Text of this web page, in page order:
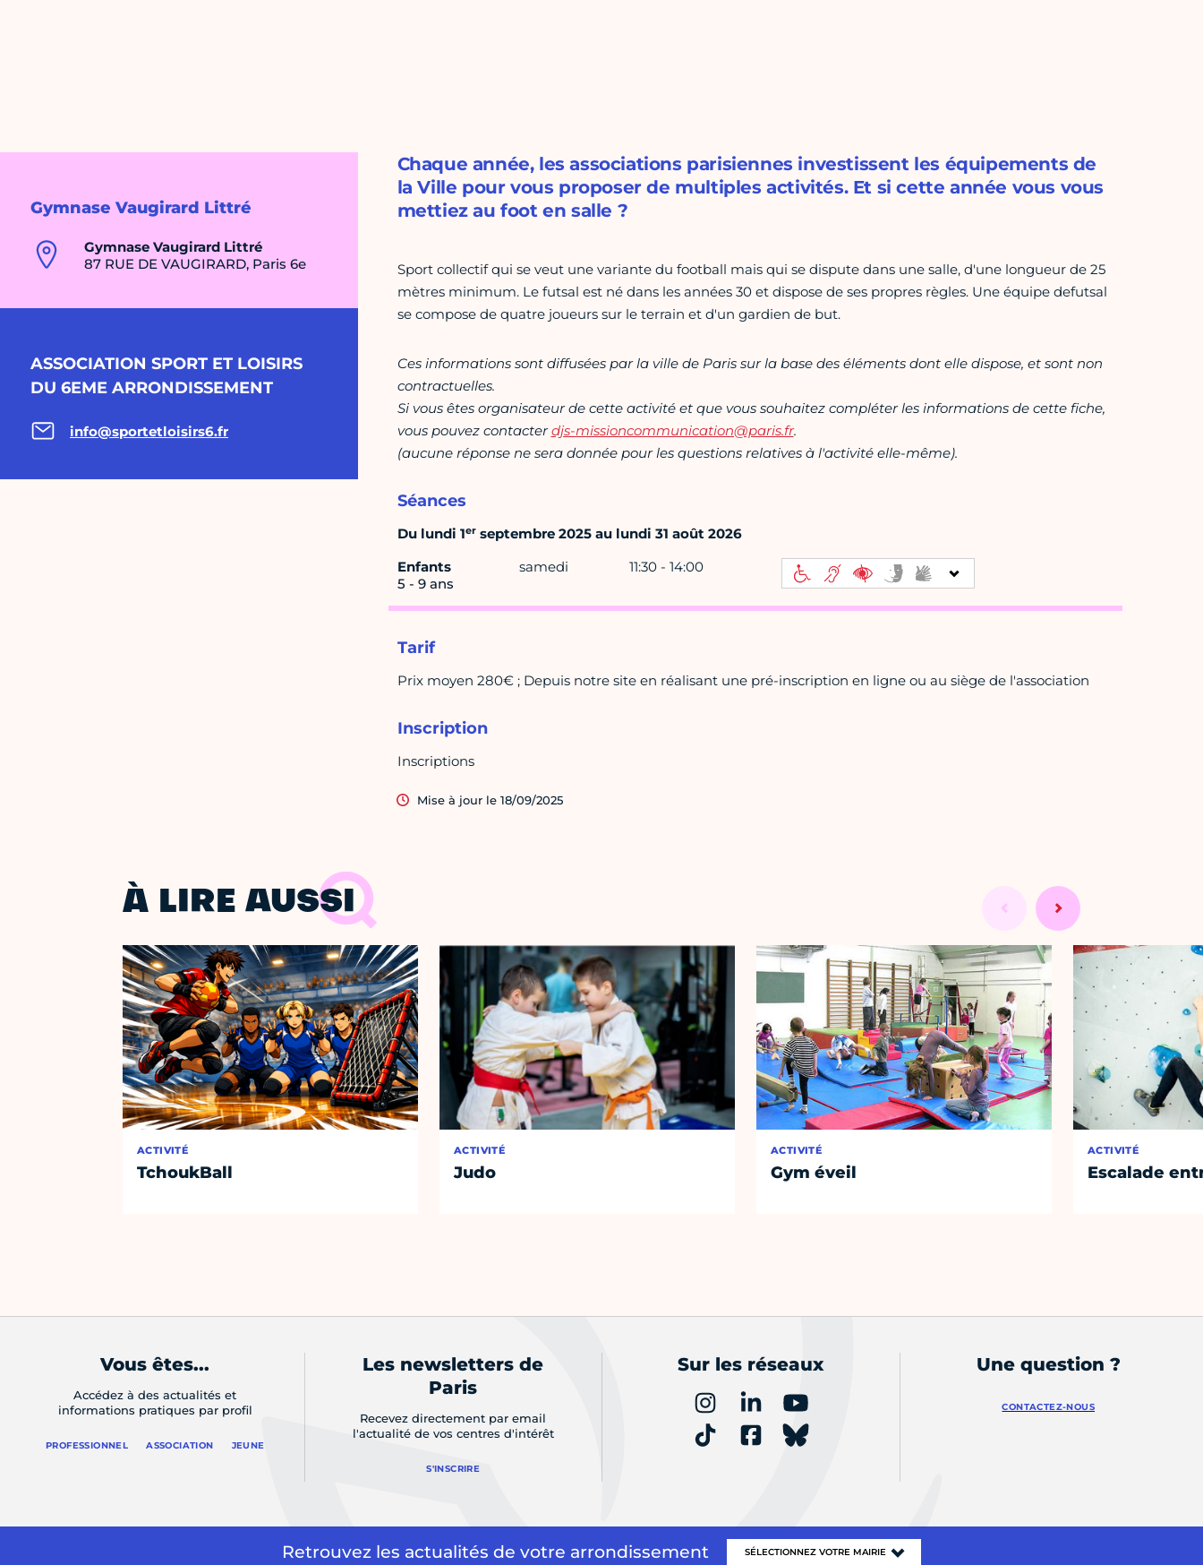
Gymnase Vaugirard Littré
Gymnase Vaugirard Littré
87 RUE DE VAUGIRARD, Paris 6e
ASSOCIATION SPORT ET LOISIRS
DU 6EME ARRONDISSEMENT
info@sportetloisirs6.fr
Chaque année, les associations parisiennes investissent les équipements de
la Ville pour vous proposer de multiples activités. Et si cette année vous vous
mettiez au foot en salle ?
Sport collectif qui se veut une variante du football mais qui se dispute dans une salle, d'une longueur de 25
mètres minimum. Le futsal est né dans les années 30 et dispose de ses propres règles. Une équipe defutsal
se compose de quatre joueurs sur le terrain et d'un gardien de but.
Ces informations sont diffusées par la ville de Paris sur la base des éléments dont elle dispose, et sont non
contractuelles.
Si vous êtes organisateur de cette activité et que vous souhaitez compléter les informations de cette fiche,
vous pouvez contacterdjs-missioncommunication@paris.fr.
(aucune réponse ne sera donnée pour les questions relatives à l'activité elle-même).
Séances
Du lundi 1erseptembre 2025 au lundi 31 août 2026
Enfants
5 - 9 ans
samedi 11:30 - 14:00
Tarif
Prix moyen 280€ ; Depuis notre site en réalisant une pré-inscription en ligne ou au siège de l'association
Inscription
Inscriptions
Mise à jour le 18/09/2025
À LIRE AUSSI
ACTIVITÉ
TchoukBall
ACTIVITÉ
Judo
ACTIVITÉ
Gym éveil
ACTIVITÉ
Escalade
Vous êtes...
Accédez à des actualités et
informations pratiques par profil
PROFESSIONNEL ASSOCIATION JEUNE
Les newsletters de
Paris
Recevez directement par email
l'actualité de vos centres d'intérêt
S'INSCRIRE
Sur les réseaux Une question ?
CONTACTEZ-NOUS
Retrouvez les actualités de votre arrondissement